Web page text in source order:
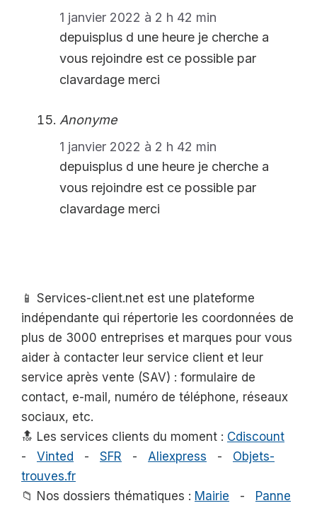
1 janvier 2022 à 2 h 42 min
depuisplus d une heure je cherche a
vous rejoindre est ce possible par
clavardage merci
Anonyme
1 janvier 2022 à 2 h 42 min
depuisplus d une heure je cherche a
vous rejoindre est ce possible par
clavardage merci
📱 Services-client.net est une plateforme
indépendante qui répertorie les coordonnées de
plus de 3000 entreprises et marques pour vous
aider à contacter leur service client et leur
service après vente (SAV) : formulaire de
contact, e-mail, numéro de téléphone, réseaux
sociaux, etc.
🔝 Les services clients du moment : Cdiscount
- Vinted - SFR - Aliexpress - Objets-
trouves.fr
📁 Nos dossiers thématiques : Mairie - Panne